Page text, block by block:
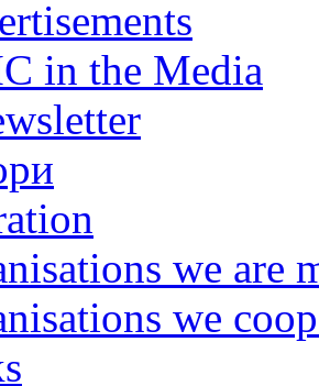
in the Media
we are
we